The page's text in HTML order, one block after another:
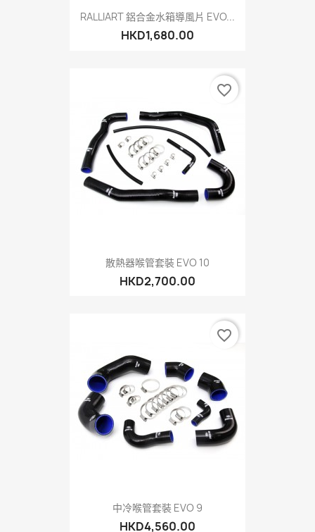
RALLIART 鋁合金水箱導風片 EVO...
HKD1,680.00
散熱器喉管套裝 EVO 10
HKD2,700.00
favorite_border
中冷喉管套裝 EVO 9
HKD4,560.00
favorite_border